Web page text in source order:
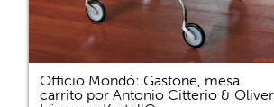
Officio Mondó: Gastone, mesa
carrito por Antonio Citterio & Oliver